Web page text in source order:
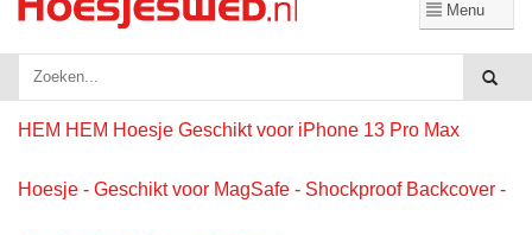
HEM HEM Hoesje Geschikt voor iPhone 13 Pro Max
Hoesje - Geschikt voor MagSafe - Shockproof Backcover -